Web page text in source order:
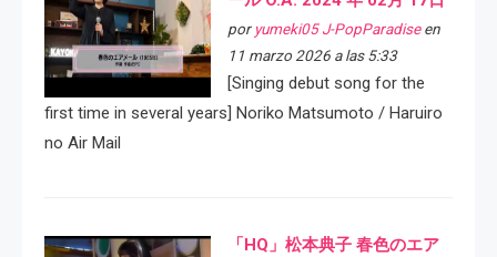
por yumeki05 J-PopParadiseen
11 marzo 2026 a las 5:33
[Singing debut song for the
first time in several years] Noriko Matsumoto / Haruiro
no Air Mail
「HQ」松本典子 春色のエア